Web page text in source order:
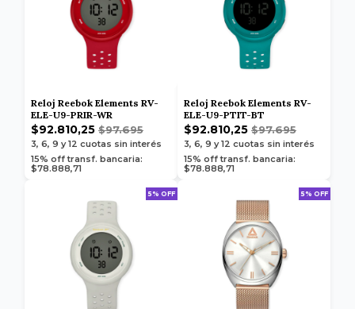
Reloj Reebok Elements RV-
ELE-U9-PRIR-WR
$92.810,25 $97.695
3, 6, 9 y 12 cuotas sin interés
15% off transf. bancaria:
$78.888,71
Reloj Reebok Elements RV-
ELE-U9-PTIT-BT
$92.810,25 $97.695
3, 6, 9 y 12 cuotas sin interés
15% off transf. bancaria:
$78.888,71
5% OFF 5% OFF